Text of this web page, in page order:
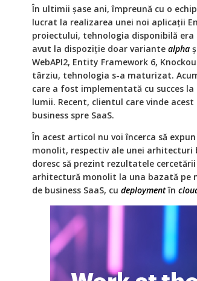
În ultimii șase ani, împreună cu o
lucrat la realizarea unei noi aplicaţii
proiectului, tehnologia disponibilă
avut la dispoziţie doar variante alpha
WebAPI2, Entity Framework 6,
târziu, tehnologia s-a maturizat.
care a fost implementată cu succes
lumii. Recent, clientul care vinde
business spre SaaS.
În acest articol nu voi încerca să
monolit, respectiv ale unei arhitecturi
doresc să prezint rezultatele
arhitectură monolit la una bazată pe
de business SaaS, cu deploymentîn